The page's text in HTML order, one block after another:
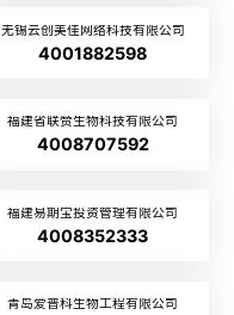
无锡云创美佳网络科技有限公司
4001882598
福建省联赞生物科技有限公司
4008707592
福建易期宝投资管理有限公司
4008352333
青岛爱普科生物工程有限公司